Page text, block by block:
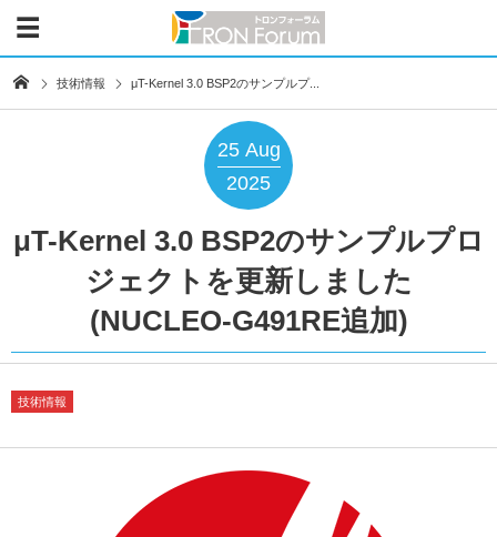
技術情報 μT-Kernel 3.0 BSP2のサンプルプ...
25 Aug
2025
μT-Kernel 3.0 BSP2のサンプルプロ
ジェクトを更新しました
(NUCLEO-G491RE追加)
技術情報